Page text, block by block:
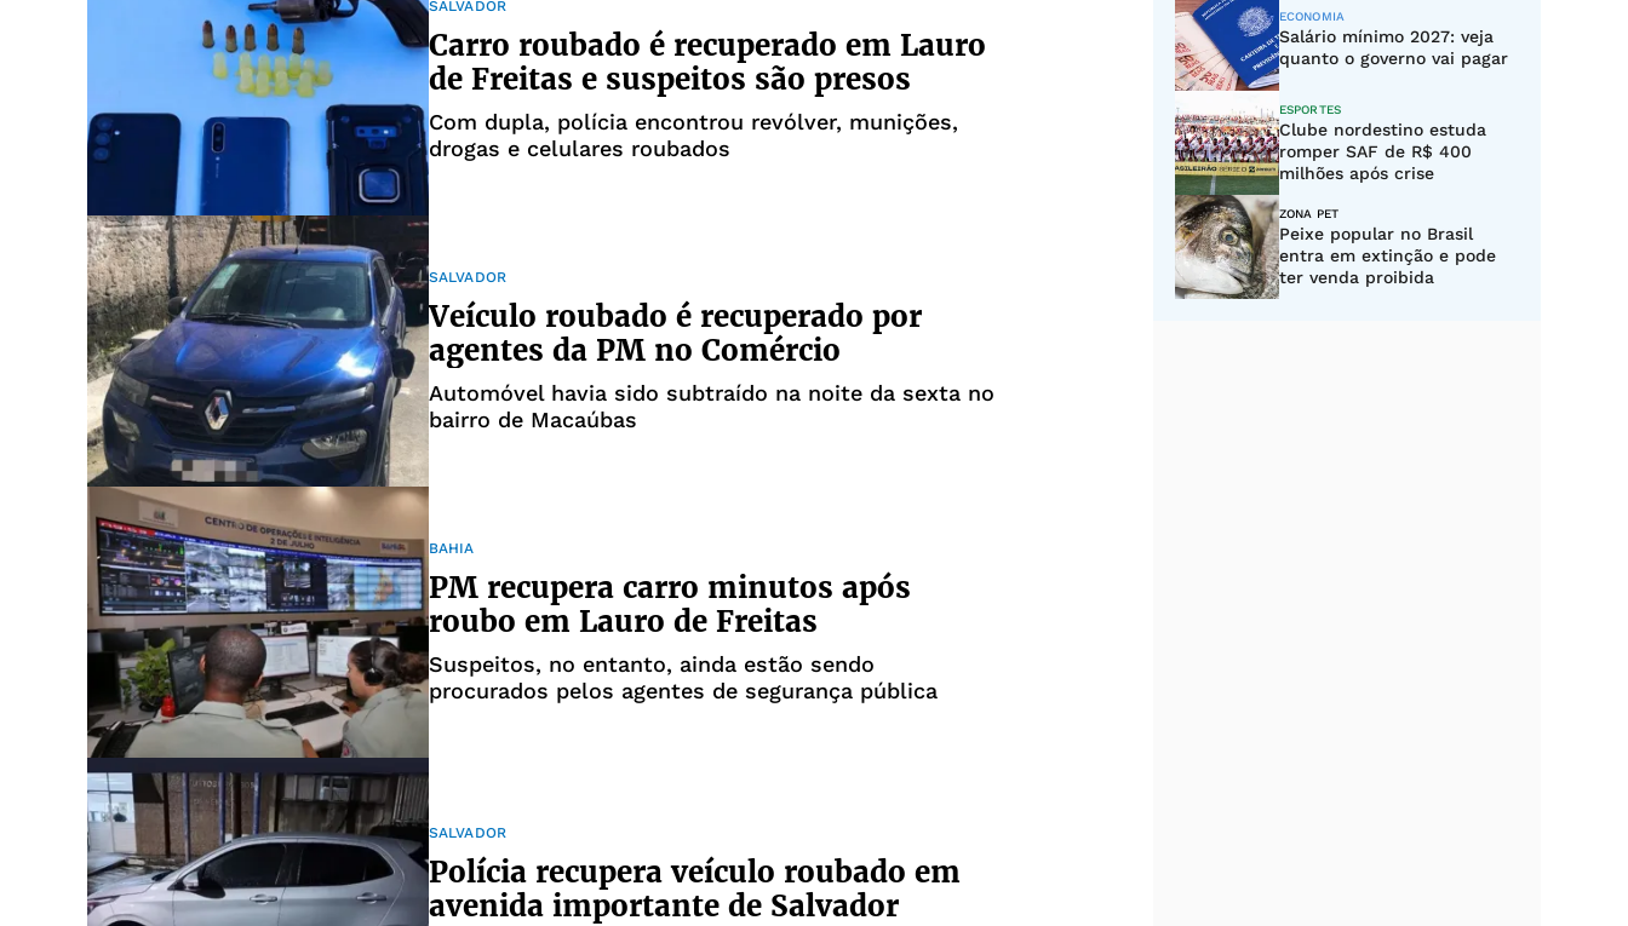
SALVADOR
Carro roubado é recuperado em Lauro
de Freitas e suspeitos são presos
Com dupla, polícia encontrou revólver, munições,
drogas e celulares roubados
SALVADOR
Veículo roubado é recuperado por
agentes da PM no Comércio
Automóvel havia sido subtraído na noite da sexta no
bairro de Macaúbas
BAHIA
PM recupera carro minutos após
roubo em Lauro de Freitas
Suspeitos, no entanto, ainda estão sendo
procurados pelos agentes de segurança pública
SALVADOR
Polícia recupera veículo roubado em
avenida importante de Salvador
ECONOMIA
Salário mínimo 2027: veja
quanto o governo vai pagar
ESPORTES
Clube nordestino estuda
romper SAF de R$ 400
milhões após crise
ZONA PET
Peixe popular no Brasil
entra em extinção e pode
ter venda proibida